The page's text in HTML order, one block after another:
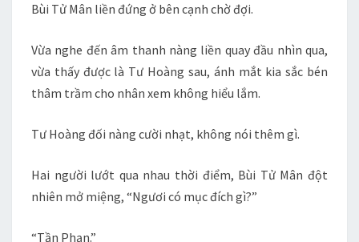
Bùi Tử Mân liền đứng ở bên cạnh chờ đợi.
Vừa nghe đến âm thanh nàng liền quay đầu nhìn qua,
vừa thấy được là Tư Hoàng sau, ánh mắt kia sắc bén
thâm trầm cho nhân xem không hiểu lắm.
Tư Hoàng đối nàng cười nhạt, không nói thêm gì.
Hai người lướt qua nhau thời điểm, Bùi Tử Mân đột
nhiên mở miệng, “Ngươi có mục đích gì?”
“Tần Phạn.”